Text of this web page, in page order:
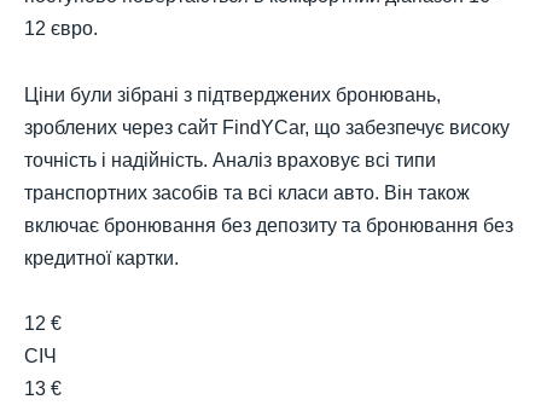
12 євро.
Ціни були зібрані з підтверджених бронювань,
зроблених через сайт FindYCar, що забезпечує високу
точність і надійність. Аналіз враховує всі типи
транспортних засобів та всі класи авто. Він також
включає бронювання без депозиту та бронювання без
кредитної картки.
12 €
СІЧ
13 €